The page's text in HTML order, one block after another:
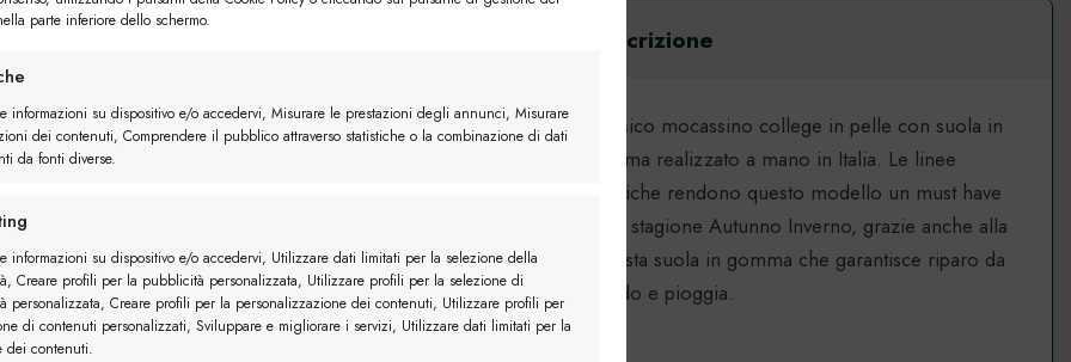
parte inferiore dello schermo.
informazioni su dispositivo e/o accedervi, Misurare le prestazioni degli annunci, Misurare
dei contenuti, Comprendere il pubblico attraverso statistiche o la combinazione di dati
da fonti diverse.
informazioni su dispositivo e/o accedervi, Utilizzare dati limitati per la selezione della
Creare profili per la pubblicità personalizzata, Utilizzare profili per la selezione di
personalizzata, Creare profili per la personalizzazione dei contenuti, Utilizzare profili per
di contenuti personalizzati, Sviluppare e migliorare i servizi, Utilizzare dati limitati per la
dei contenuti.
Mocassino Roma
Descrizione
Classico mocassino college in pelle con suola in
gomma realizzato a mano in Italia. Le linee
classiche rendono questo modello un must have
della stagione Autunno Inverno, grazie anche alla
robusta suola in gomma che garantisce riparo da
freddo e pioggia.